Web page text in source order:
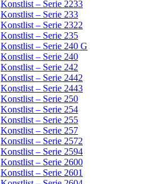
Konstlist – Serie 2233
Konstlist – Serie 233
Konstlist – Serie 2322
Konstlist – Serie 235
Konstlist – Serie 240 G
Konstlist – Serie 240
Konstlist – Serie 242
Konstlist – Serie 2442
Konstlist – Serie 2443
Konstlist – Serie 250
Konstlist – Serie 254
Konstlist – Serie 255
Konstlist – Serie 257
Konstlist – Serie 2572
Konstlist – Serie 2594
Konstlist – Serie 2600
Konstlist – Serie 2601